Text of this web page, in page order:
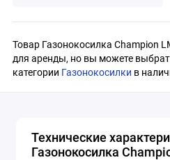
Товар Газонокосилка Champion
для аренды, но вы можете
категории Газонокосилки в
Технические
Газонокосилка